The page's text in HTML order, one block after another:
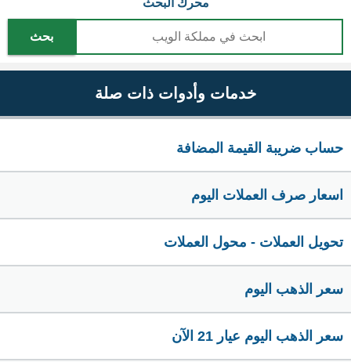
محرك البحث
بحث
خدمات وأدوات ذات صلة
حساب ضريبة القيمة المضافة
اسعار صرف العملات اليوم
تحويل العملات - محول العملات
سعر الذهب اليوم
سعر الذهب اليوم عيار 21 الآن